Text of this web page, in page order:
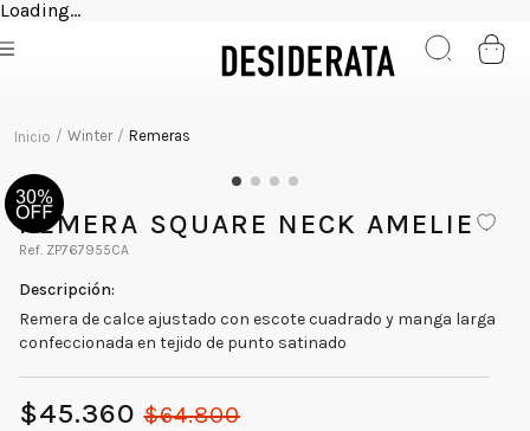
Loading...
Winter Remeras
REMERA SQUARE NECK AMELIE
ZP767955CA
Remera de calce ajustado con escote cuadrado y manga larga
confeccionada en tejido de punto satinado
$45.360 $64.800